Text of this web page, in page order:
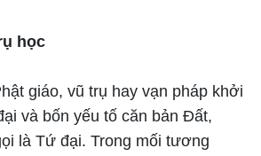
học
giáo, vũ trụ hay vạn pháp khởi
và bốn yếu tố căn bản Đất,
là Tứ đại. Trong mối tương